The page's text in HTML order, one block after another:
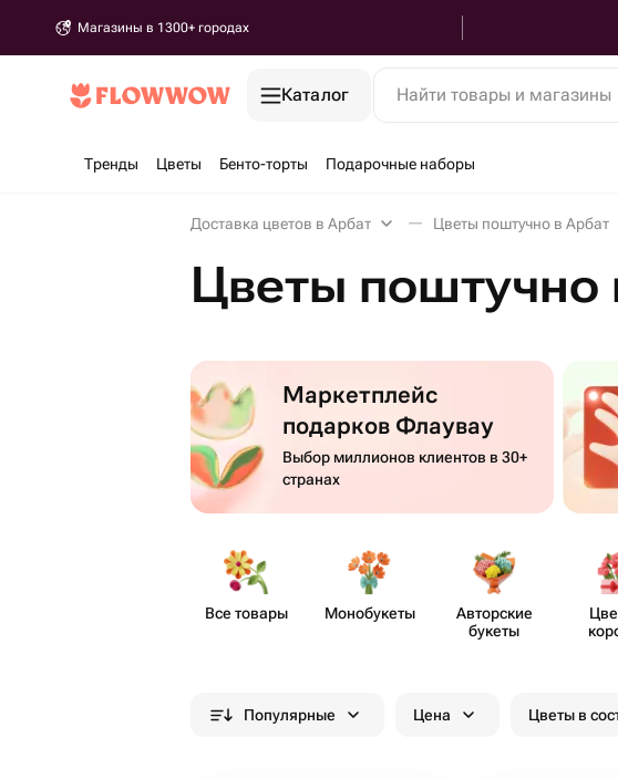
Магазины в 1300+ городах
Каталог Найти товары и магазины
Тренды Цветы Бенто-торты Подарочные наборы
Доставка цветов в Арбат Цветы поштучно в Арбат
Цветы поштучно
Маркетплейс
подарков Флаувау
Выбор миллионов клиентов в 30+
странах
Все товары Моно​букеты
Авторские
букеты
Популярные Цена Цветы в